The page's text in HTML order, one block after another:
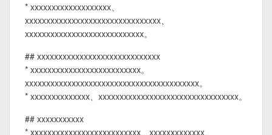
* xxxxxxxxxxxxxxxxxxx、
xxxxxxxxxxxxxxxxxxxxxxxxxxxxxxxx、
xxxxxxxxxxxxxxxxxxxxxxxxxxxx。
## xxxxxxxxxxxxxxxxxxxxxxxxxxxxx
* xxxxxxxxxxxxxxxxxxxxxxxxxx。
xxxxxxxxxxxxxxxxxxxxxxxxxxxxxxxxxxxxxxxxx。
* xxxxxxxxxxxxxx、xxxxxxxxxxxxxxxxxxxxxxxxxxxxxxxxx。
## xxxxxxxxxxx
* xxxxxxxxxxxxxxxxxxxxxxxxxx、xxxxxxxxxxxxx、